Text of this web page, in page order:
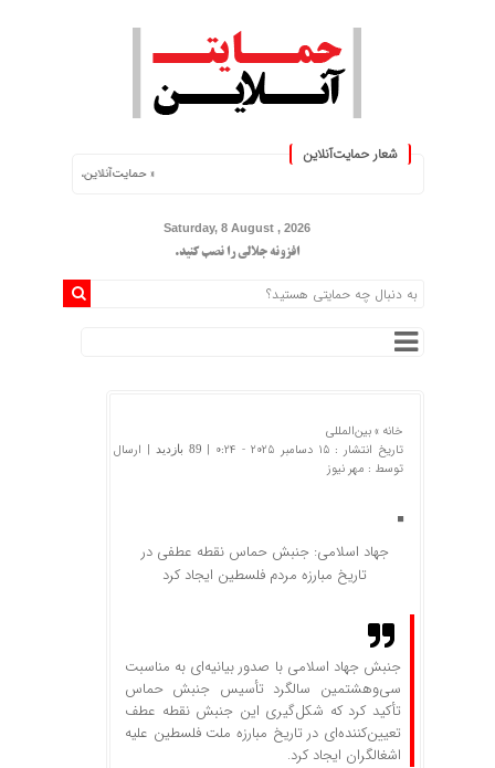
شعار حمایت‌آنلاین
« حمایت‌آنلاین، حامی همه مردم ایران »
Saturday, 8 August , 2026
افزونه جلالی را نصب کنید.
خانه »بین‌المللی
تاریخ انتشار : 15 دسامبر 2025 - 0:24 |
89 بازدید
| ارسال
توسط : مهر نیوز
جهاد اسلامی: جنبش حماس نقطه عطفی در
تاریخ مبارزه مردم فلسطین ایجاد کرد
جنبش جهاد اسلامی با صدور بیانیه‌ای به مناسبت
سی‌وهشتمین سالگرد تأسیس جنبش حماس
تأکید کرد که شکل‌گیری این جنبش نقطه عطف
تعیین‌کننده‌ای در تاریخ مبارزه ملت فلسطین علیه
اشغالگران ایجاد کرد.